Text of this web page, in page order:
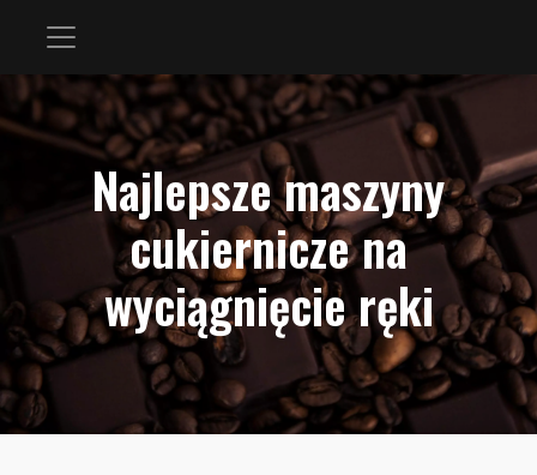
Najlepsze maszyny
cukiernicze na
wyciągnięcie ręki